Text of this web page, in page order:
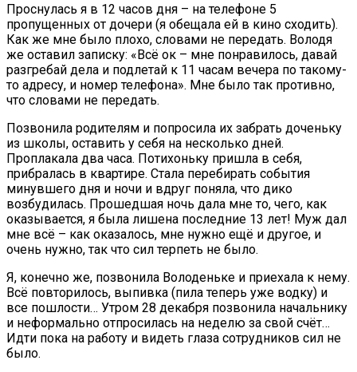
Проснулась я в 12 часов дня – на телефоне 5
пропущенных от дочери (я обещала ей в кино сходить).
Как же мне было плохо, словами не передать. Володя
же оставил записку: «Всё ок – мне понравилось, давай
разгребай дела и подлетай к 11 часам вечера по такому-
то адресу, и номер телефона». Мне было так противно,
что словами не передать.
Позвонила родителям и попросила их забрать доченьку
из школы, оставить у себя на несколько дней.
Проплакала два часа. Потихоньку пришла в себя,
прибралась в квартире. Стала перебирать события
минувшего дня и ночи и вдруг поняла, что дико
возбудилась. Прошедшая ночь дала мне то, чего, как
оказывается, я была лишена последние 13 лет! Муж дал
мне всё – как оказалось, мне нужно ещё и другое, и
очень нужно, так что сил терпеть не было.
Я, конечно же, позвонила Володеньке и приехала к нему.
Всё повторилось, выпивка (пила теперь уже водку) и
все пошлости… Утром 28 декабря позвонила начальнику
и неформально отпросилась на неделю за свой счёт…
Идти пока на работу и видеть глаза сотрудников сил не
было.